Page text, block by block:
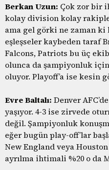
Berkan Uzun: Çok zor bir
kolay division kolay
ama gel görki ne zaman
eşleşseler kaybeden taraf
Falcons, Patriots bu üç
olunca da şampiyonluk
oluyor. Playoff’a ise kesin
Evre Baltalı: Denver
yaşıyor. 4-3 ise zirvede
değil. Şampiyonluk
eğer bugün play-off’lar
New England veya
ayrılma ihtimali %20 o da